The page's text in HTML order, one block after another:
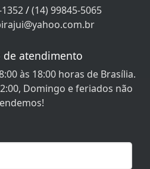
/(14) 99845-5065
de atendimento
às 18:00 horas de Brasília.
Domingo e feriados não